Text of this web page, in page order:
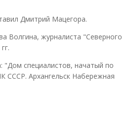
Дмитрий Мацегора.
Волгина, журналиста "Северного
"Дом специалистов, начатый по
Архангельск Набережная